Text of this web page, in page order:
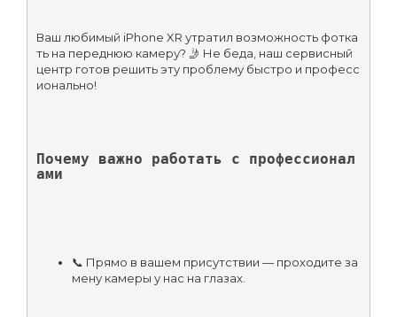
Ваш любимый iPhone XR утратил возможность фотка
ть на переднюю камеру? 🤳 Не беда, наш сервисный
центр готов решить эту проблему быстро и професс
ионально!
Почему важно работать с профессионал
ами
📞 Прямо в вашем присутствии — проходите за
мену камеры у нас на глазах.